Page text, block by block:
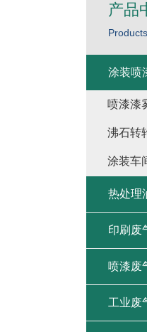
产品
Products
涂装喷
喷漆漆
沸石转
涂装车
热处理
印刷废
喷漆废
工业废